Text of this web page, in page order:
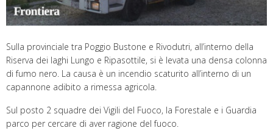
Sulla provinciale tra Poggio Bustone e Rivodutri, all’interno della
Riserva dei laghi Lungo e Ripasottile, si è levata una densa colonna
di fumo nero. La causa è un incendio scaturito all’interno di un
capannone adibito a rimessa agricola.
Sul posto 2 squadre dei Vigili del Fuoco, la Forestale e i Guardia
parco per cercare di aver ragione del fuoco.